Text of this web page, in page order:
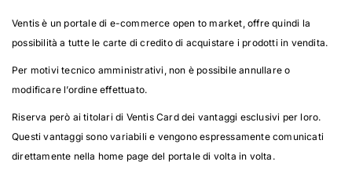
Ventis è un portale di e-commerce open to market, offre quindi la
possibilità a tutte le carte di credito di acquistare i prodotti in vendita.
Per motivi tecnico amministrativi, non è possibile annullare o
modificare l’ordine effettuato.
Riserva però ai titolari di Ventis Card dei vantaggi esclusivi per loro.
Questi vantaggi sono variabili e vengono espressamente comunicati
direttamente nella home page del portale di volta in volta.